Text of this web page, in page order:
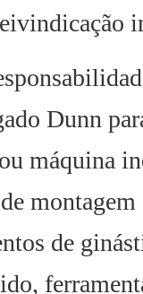
Dunn
máquina
de